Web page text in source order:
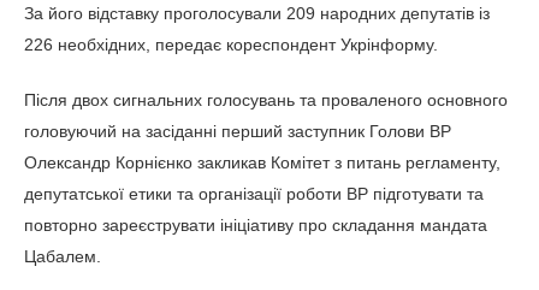
За його відставку проголосували 209 народних депутатів
із 226 необхідних, передає кореспондент Укрінформу.
Після двох сигнальних голосувань та проваленого
основного головуючий на засіданні перший заступник
Голови ВР Олександр Корнієнко закликав Комітет з
питань регламенту, депутатської етики та організації
роботи ВР підготувати та повторно зареєструвати
ініціативу про складання мандата Цабалем.